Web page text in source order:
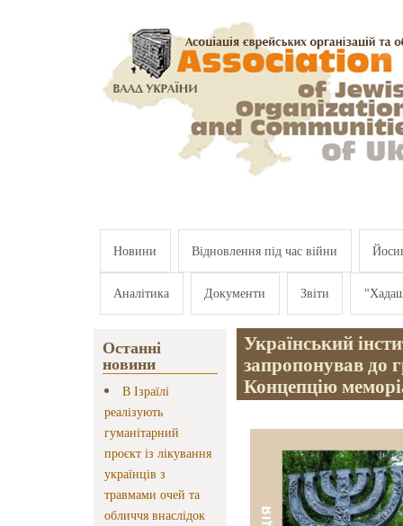
Новини Відновлення під час війни
Аналітика Документи Звіти
Останні
новини
В Ізраїлі
реалізують
гуманітарний
проєкт із лікування
українців з
травмами очей та
обличчя внаслідок
Український
запропонував до
Концепцію